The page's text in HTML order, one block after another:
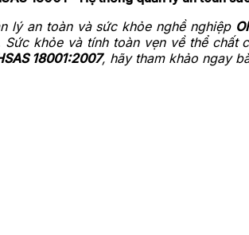
lý an toàn và sức khỏe nghề nghiệp
khỏe và tính toàn vẹn về thể
18001:2007, hãy tham khảo ngay